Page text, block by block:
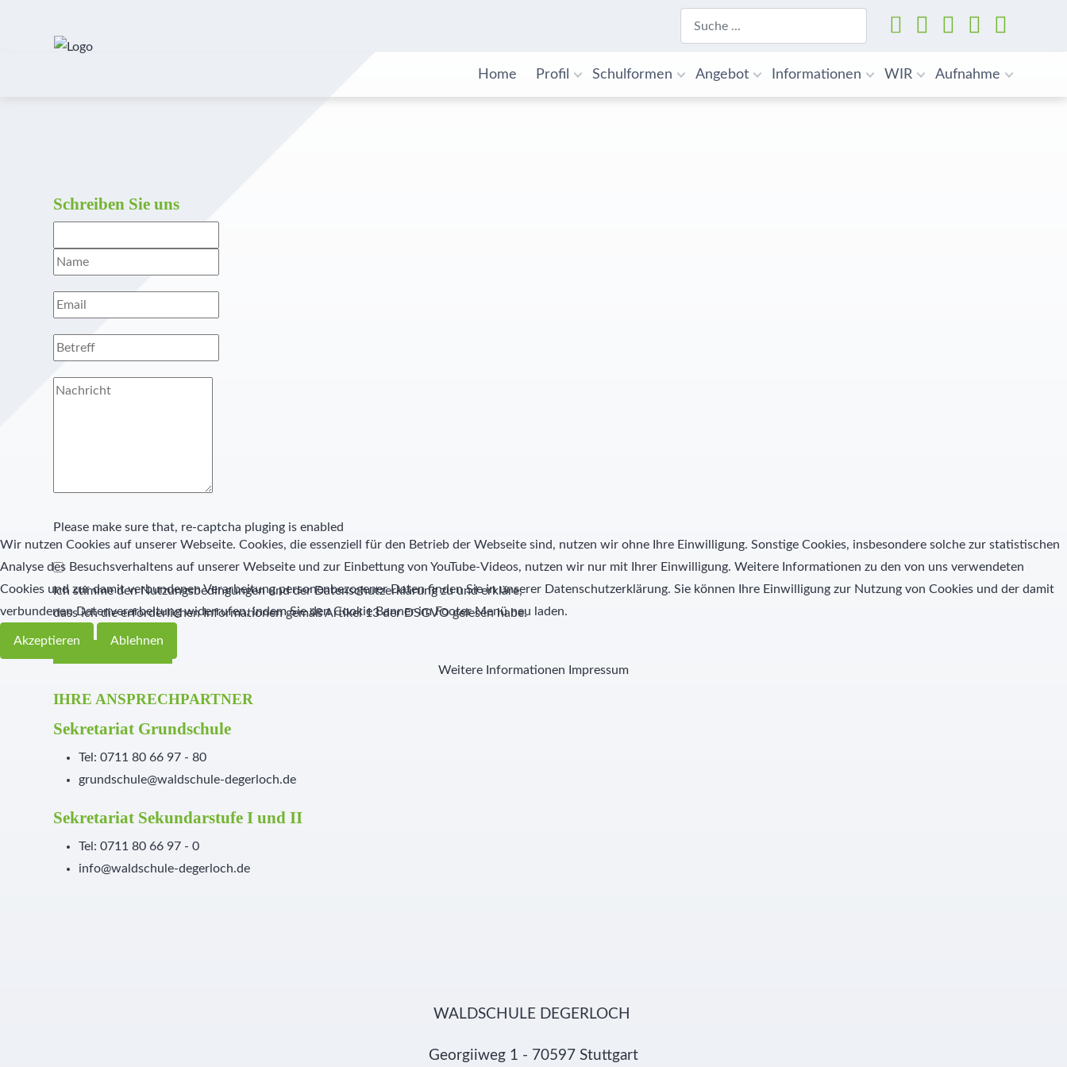
Suchen
Home Profil Schulformen Angebot Informationen WIR Aufnahme
Schreiben Sie uns
Please make sure that, re-captcha pluging is enabled
Ich stimme den Nutzungsbedingungen und der Datenschutzerklärung zu und erkläre,
dass ich die erforderlichen Informationen gemäß Artikel 13 der DSGVO gelesen habe.
IHRE ANSPRECHPARTNER
Sekretariat Grundschule
Tel: 0711 80 66 97 - 80
grundschule@waldschule-degerloch.de
Sekretariat Sekundarstufe I und II
Tel: 0711 80 66 97 - 0
info@waldschule-degerloch.de
WALDSCHULE DEGERLOCH
Georgiiweg 1 - 70597 Stuttgart
Wir nutzen Cookies auf unserer Webseite. Cookies, die essenziell für den Betrieb der Webseite sind, nutzen wir ohne Ihre Einwilligung. Sonstige Cookies, insbesondere solche zur statistischen
Analyse des Besuchsverhaltens auf unserer Webseite und zur Einbettung von YouTube-Videos, nutzen wir nur mit Ihrer Einwilligung. Weitere Informationen zu den von uns verwendeten
Cookies und zur damit verbundenen Verarbeitung personenbezogener Daten finden Sie in unserer Datenschutzerklärung. Sie können Ihre Einwilligung zur Nutzung von Cookies und der damit
verbundenen Datenverarbeitung widerrufen, indem Sie den Cookie Banner im Footer Menü neu laden.
Akzeptieren Ablehnen
Weitere Informationen Impressum